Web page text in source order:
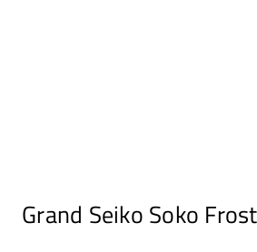
Grand Seiko Soko